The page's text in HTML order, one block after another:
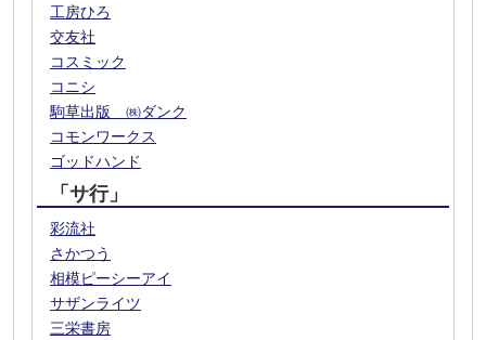
工房ひろ
交友社
コスミック
コニシ
駒草出版 ㈱ダンク
コモンワークス
ゴッドハンド
「サ行」
彩流社
さかつう
相模ピーシーアイ
サザンライツ
三栄書房